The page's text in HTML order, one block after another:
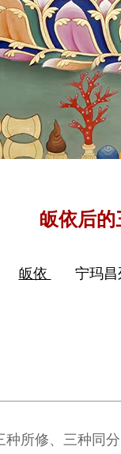
皈依后
皈依 宁玛昌
所修、三种同